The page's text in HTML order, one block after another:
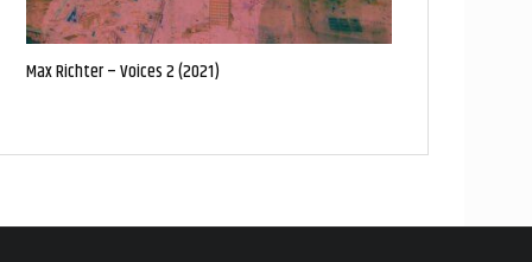
Max Richter – Voices 2 (2021)